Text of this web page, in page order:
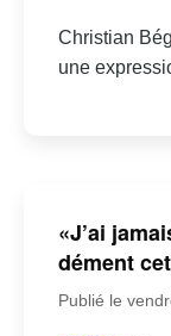
Christian
une
«J’ai
dément
Publié le